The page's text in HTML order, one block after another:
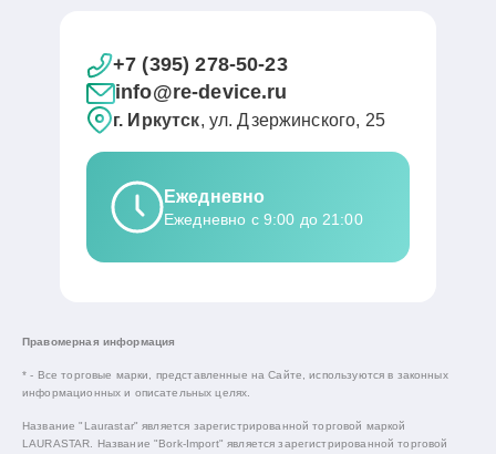
+7 (395) 278-50-23
info@re-device.ru
г. Иркутск, ул. Дзержинского, 25
Ежедневно
Ежедневно с 9:00 до 21:00
Правомерная информация
* - Все торговые марки, представленные на Сайте, используются в законных
информационных и описательных целях.
Название "Laurastar" является зарегистрированной торговой маркой
LAURASTAR. Название "Bork-Import" является зарегистрированной торговой